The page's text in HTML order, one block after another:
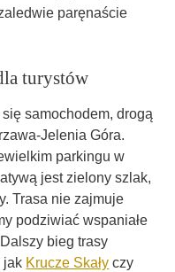
paręnaście
turystów
samochodem, drogą
Jelenia Góra.
parkingu w
jest zielony szlak,
Trasa nie zajmuje
podziwiać wspaniałe
bieg trasy
jak Krucze Skały czy